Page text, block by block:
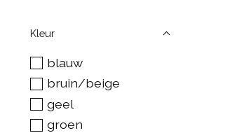
Kleur
blauw
bruin/beige
geel
groen